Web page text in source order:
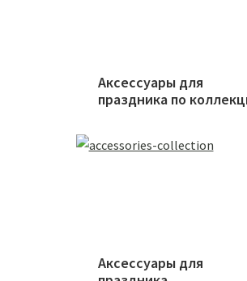
Аксессуары для
праздника по
Аксессуары для